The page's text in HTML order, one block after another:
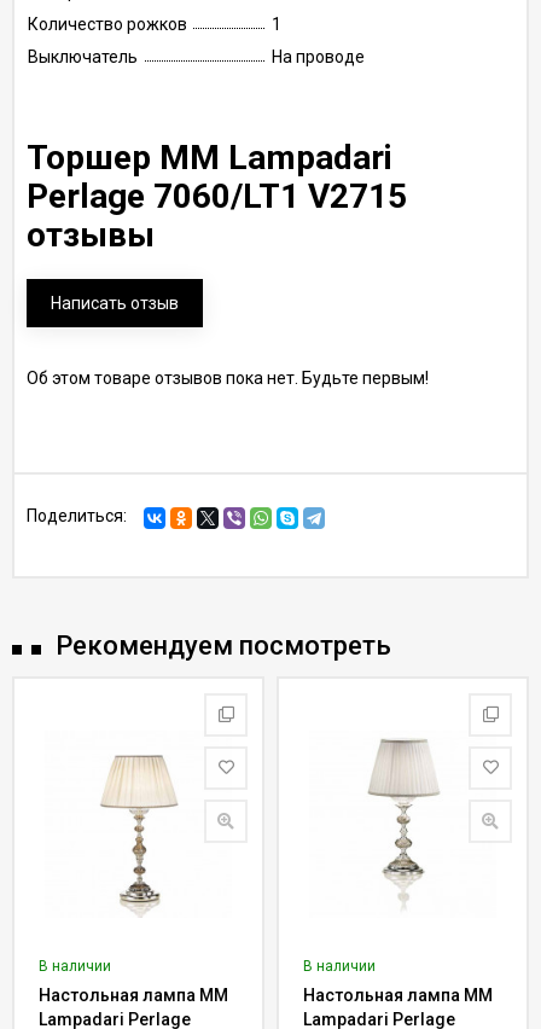
Количество рожков
1
Выключатель
На проводе
Торшер MM Lampadari
Perlage 7060/LT1 V2715
отзывы
Написать отзыв
Об этом товаре отзывов пока нет. Будьте первым!
Поделиться:
Рекомендуем посмотреть
В наличии
Настольная лампа MM
Lampadari Perlage
В наличии
Настольная лампа MM
Lampadari Perlage